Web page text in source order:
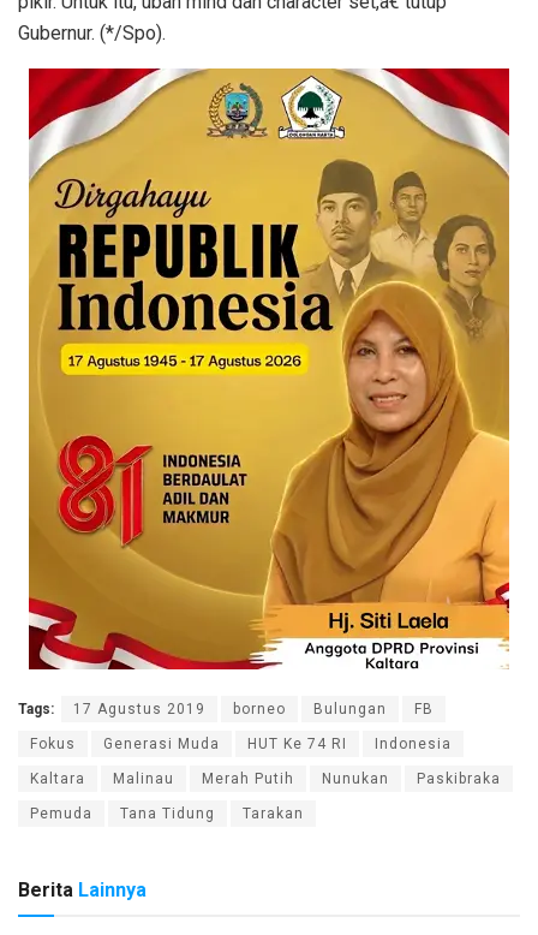
Gubernur. (*/Spo).
Tags: 17 Agustus 2019 borneo Bulungan FB
Fokus Generasi Muda HUT Ke 74 RI Indonesia
Kaltara Malinau Merah Putih Nunukan Paskibraka
Pemuda Tana Tidung Tarakan
Berita Lainnya